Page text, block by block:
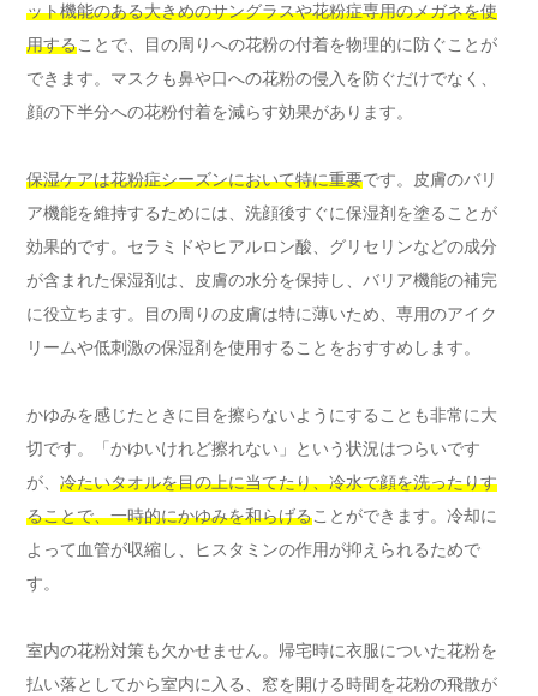
ット機能のある大きめのサングラスや花粉症専用のメガネを使
用することで、目の周りへの花粉の付着を物理的に防ぐことが
できます。マスクも鼻や口への花粉の侵入を防ぐだけでなく、
顔の下半分への花粉付着を減らす効果があります。
保湿ケアは花粉症シーズンにおいて特に重要です。皮膚のバリ
ア機能を維持するためには、洗顔後すぐに保湿剤を塗ることが
効果的です。セラミドやヒアルロン酸、グリセリンなどの成分
が含まれた保湿剤は、皮膚の水分を保持し、バリア機能の補完
に役立ちます。目の周りの皮膚は特に薄いため、専用のアイク
リームや低刺激の保湿剤を使用することをおすすめします。
かゆみを感じたときに目を擦らないようにすることも非常に大
切です。「かゆいけれど擦れない」という状況はつらいです
が、 冷たいタオルを目の上に当てたり、冷水で顔を洗ったりす
ることで、一時的にかゆみを和らげることができます。冷却に
よって血管が収縮し、ヒスタミンの作用が抑えられるためで
す。
室内の花粉対策も欠かせません。帰宅時に衣服についた花粉を
払い落としてから室内に入る、窓を開ける時間を花粉の飛散が